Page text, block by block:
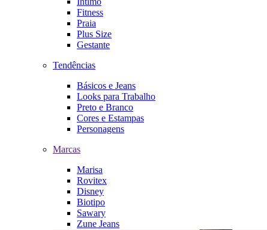
Fitness
Praia
Plus Size
Gestante
Tendências
Básicos e Jeans
Looks para Trabalho
Preto e Branco
Cores e Estampas
Personagens
Marcas
Marisa
Rovitex
Disney
Biotipo
Sawary
Zune Jeans